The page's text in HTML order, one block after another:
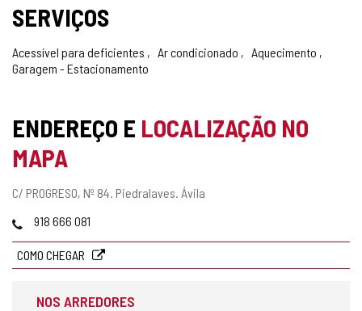
SERVIÇOS
Acessível para deficientes Ar condicionado
Aquecimento
Garagem - Estacionamento
ENDEREÇO E LOCALIZAÇÃO NO
MAPA
Endereço
C/ PROGRESO, Nº 84. Piedralaves. Ávila
Telefones
918 666 081
COMO CHEGAR
NOS ARREDORES